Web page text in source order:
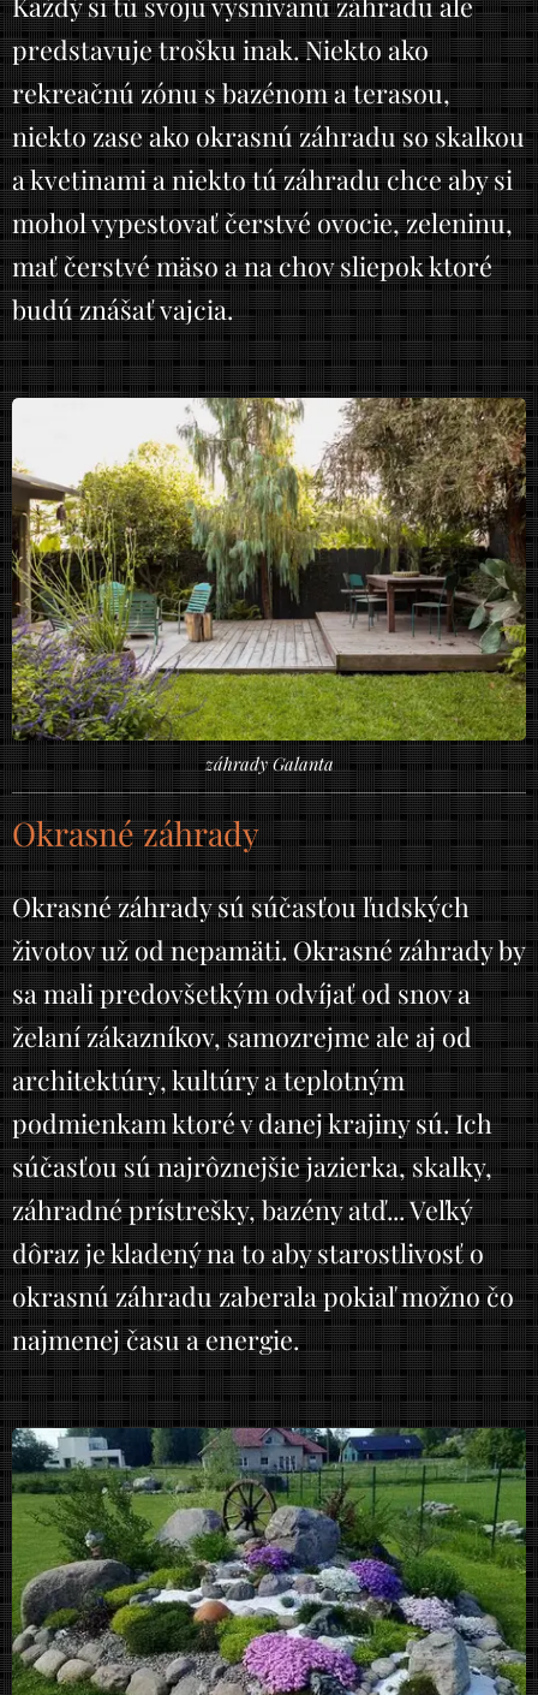
predstavuje trošku inak. Niekto ako
rekreačnú zónu s bazénom a terasou,
niekto zase ako okrasnú záhradu so skalkou
a kvetinami a niekto tú záhradu chce aby si
mohol vypestovať čerstvé ovocie, zeleninu,
mať čerstvé mäso a na chov sliepok ktoré
budú znášať vajcia.
záhrady Galanta
Okrasné záhrady
Okrasné záhrady sú súčasťou ľudských
životov už od nepamäti. Okrasné záhrady by
sa mali predovšetkým odvíjať od snov a
želaní zákazníkov, samozrejme ale aj od
architektúry, kultúry a teplotným
podmienkam ktoré v danej krajiny sú. Ich
súčasťou sú najrôznejšie jazierka, skalky,
záhradné prístrešky, bazény atď... Veľký
dôraz je kladený na to aby starostlivosť o
okrasnú záhradu zaberala pokiaľ možno čo
najmenej času a energie.